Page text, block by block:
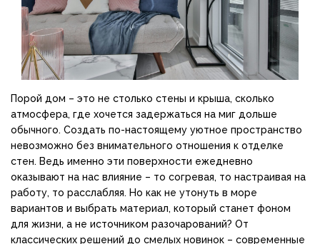
Порой дом – это не столько стены и крыша, сколько
атмосфера, где хочется задержаться на миг дольше
обычного. Создать по-настоящему уютное пространство
невозможно без внимательного отношения к отделке
стен. Ведь именно эти поверхности ежедневно
оказывают на нас влияние – то согревая, то настраивая на
работу, то расслабляя. Но как не утонуть в море
вариантов и выбрать материал, который станет фоном
для жизни, а не источником разочарований? От
классических решений до смелых новинок – современные